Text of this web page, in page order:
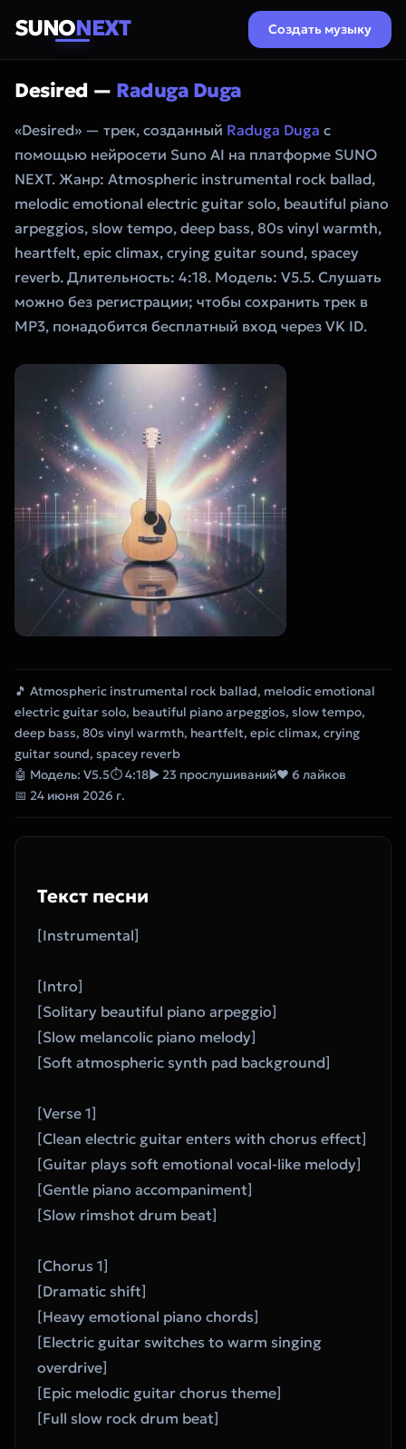
SUNONEXT Создать музыку
Desired — Raduga Duga
«Desired» — трек, созданный Raduga Duga с
помощью нейросети Suno AI на платформе SUNO
NEXT. Жанр: Atmospheric instrumental rock ballad,
melodic emotional electric guitar solo, beautiful piano
arpeggios, slow tempo, deep bass, 80s vinyl warmth,
heartfelt, epic climax, crying guitar sound, spacey
reverb. Длительность: 4:18. Модель: V5.5. Слушать
можно без регистрации; чтобы сохранить трек в
MP3, понадобится бесплатный вход через VK ID.
🎵 Atmospheric instrumental rock ballad, melodic emotional
electric guitar solo, beautiful piano arpeggios, slow tempo,
deep bass, 80s vinyl warmth, heartfelt, epic climax, crying
guitar sound, spacey reverb
🤖 Модель: V5.5⏱ 4:18▶ 23 прослушиваний❤ 6 лайков
📅 24 июня 2026 г.
Текст песни
[Instrumental]
[Intro]
[Solitary beautiful piano arpeggio]
[Slow melancolic piano melody]
[Soft atmospheric synth pad background]
[Verse 1]
[Clean electric guitar enters with chorus effect]
[Guitar plays soft emotional vocal-like melody]
[Gentle piano accompaniment]
[Slow rimshot drum beat]
[Chorus 1]
[Dramatic shift]
[Heavy emotional piano chords]
[Electric guitar switches to warm singing
overdrive]
[Epic melodic guitar chorus theme]
[Full slow rock drum beat]